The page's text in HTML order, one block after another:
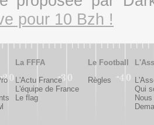
pour 10 Bzh !
La FFFA
L'Actu France
L'équipe de France
Le flag
Le Football
Règles
Qui